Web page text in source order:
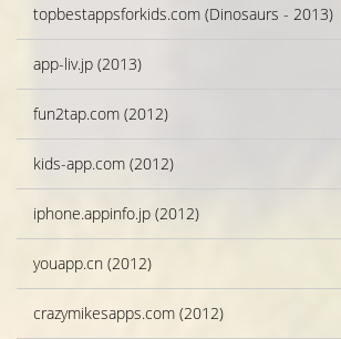
topbestappsforkids.com (Dinosaurs - 2013)
app-liv.jp (2013)
fun2tap.com (2012)
kids-app.com (2012)
iphone.appinfo.jp (2012)
youapp.cn (2012)
crazymikesapps.com (2012)